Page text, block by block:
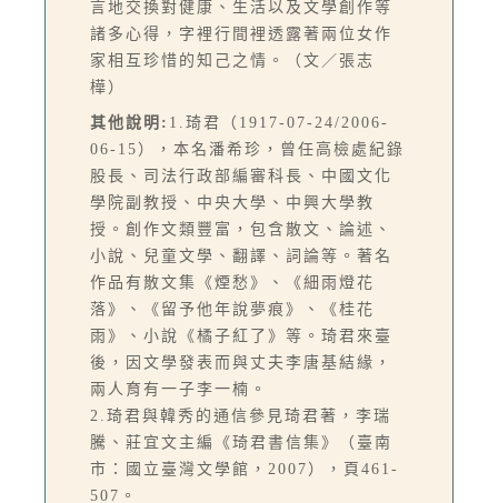
言地交換對健康、生活以及文學創作等
諸多心得，字裡行間裡透露著兩位女作
家相互珍惜的知己之情。（文／張志
樺）
其他說明: 1.琦君（1917-07-24/2006-
06-15），本名潘希珍，曾任高檢處紀錄
股長、司法行政部編審科長、中國文化
學院副教授、中央大學、中興大學教
授。創作文類豐富，包含散文、論述、
小說、兒童文學、翻譯、詞論等。著名
作品有散文集《煙愁》、《細雨燈花
落》、《留予他年說夢痕》、《桂花
雨》、小說《橘子紅了》等。琦君來臺
後，因文學發表而與丈夫李唐基結緣，
兩人育有一子李一楠。
2.琦君與韓秀的通信參見琦君著，李瑞
騰、莊宜文主編《琦君書信集》（臺南
市：國立臺灣文學館，2007），頁461-
507。